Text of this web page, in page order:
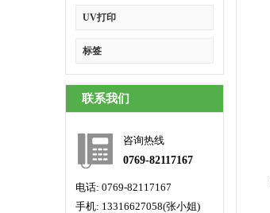
UV打印
标签
联系我们
咨询热线
0769-82117167
电话: 0769-82117167
手机: 13316627058(张小姐)